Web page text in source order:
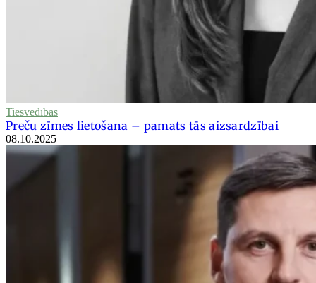
Tiesvedības
Preču zīmes lietošana – pamats tās aizsardzībai
08.10.2025